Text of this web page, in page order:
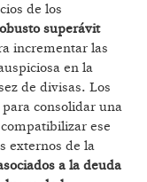
de los
superávit
incrementar las
en la
de divisas. Los
consolidar una
ese
externos de la
a la deuda